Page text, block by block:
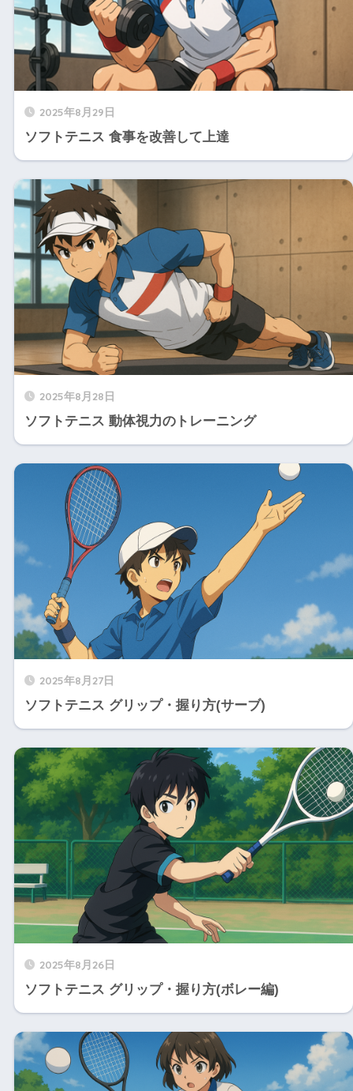
2025年8月29日
ソフトテニス 食事を改善して上達
2025年8月28日
ソフトテニス 動体視力のトレーニング
2025年8月27日
ソフトテニス グリップ・握り方(サーブ)
2025年8月26日
ソフトテニス グリップ・握り方(ボレー編)